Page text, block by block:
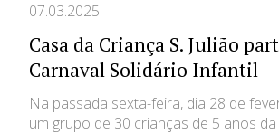
07.03.2025
Casa da Criança S. Julião
Carnaval Solidário Infantil
Na passada sexta-feira, dia 28 de
um grupo de 30 crianças de 5 anos